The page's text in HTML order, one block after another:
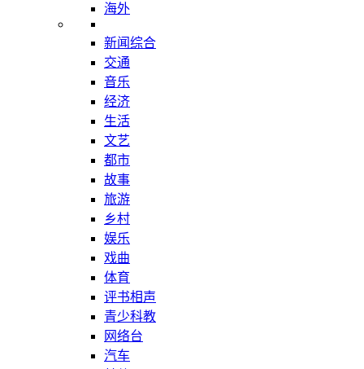
海外
新闻综合
交通
音乐
经济
生活
文艺
都市
故事
旅游
乡村
娱乐
戏曲
体育
评书相声
青少科教
网络台
汽车